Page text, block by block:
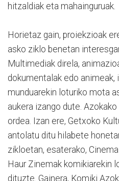
hitzaldiak eta mahainguruak.
Horietaz gain, proiekzioak
asko ziklo benetan
Multimediak direla,
dokumentalak edo animeak,
munduarekin loturiko mota
aukera izango dute.
ordea. Izan ere, Getxoko
antolatu ditu hilabete
zikloetan, esaterako,
Haur Zinemak komikiarekin
dituzte. Gainera, Komiki